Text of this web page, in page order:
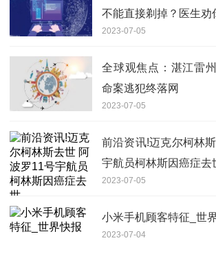
不能直接剃掉？医生劝
2023-07-05
全球观焦点：湛江雷
命案逃犯终落网
2023-07-05
前沿资讯!迈克尔柯林
宇航员柯林斯因癌症去
2023-07-05
小米手机顾客特征_世
2023-07-04